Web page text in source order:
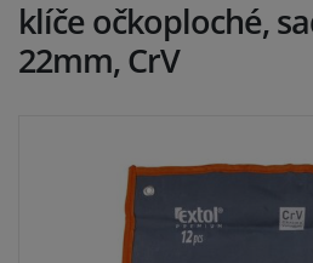
klíče očkoploché,
22mm, CrV